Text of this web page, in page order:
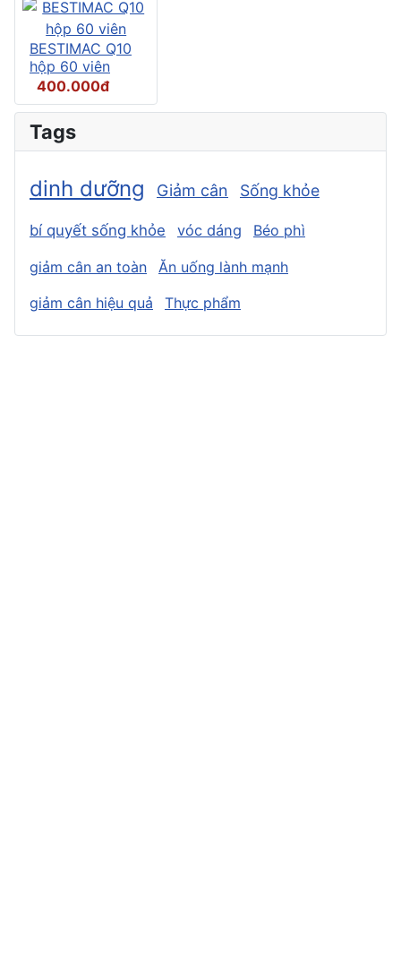
BESTIMAC Q10
hộp 60 viên
400.000đ
Tags
dinh dưỡng Giảm cân Sống khỏe
bí quyết sống khỏe vóc dáng Béo phì
giảm cân an toàn
Ăn uống lành mạnh
giảm cân hiệu quả
Thực phẩm